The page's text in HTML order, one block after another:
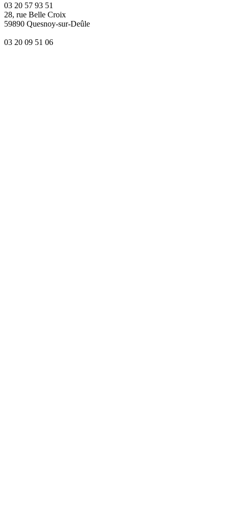
03 20 57 93 51
28, rue Belle Croix
59890 Quesnoy-sur-Deûle
03 20 09 51 06